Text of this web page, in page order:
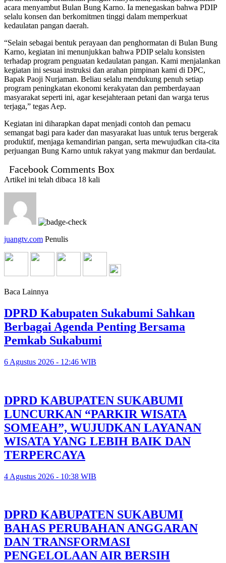
acara menyambut Bulan Bung Karno. Ia menegaskan bahwa PDIP
selalu konsen dan berkomitmen tinggi dalam memperkuat
kedaulatan pangan daerah.
“Selain sebagai bentuk perayaan dan penghormatan di Bulan Bung
Karno, kegiatan ini menunjukkan bahwa PDIP selalu konsisten
terhadap program penguatan kedaulatan pangan. Kami menjalankan
kegiatan ini sesuai instruksi dan arahan pimpinan kami di DPC,
Bapak Paoji Nurjaman. Beliau selalu mendukung penuh setiap
program peningkatan ekonomi kerakyatan dan pemberdayaan
masyarakat seperti ini, agar kesejahteraan petani dan warga terus
terjaga,” tegas Aep.
Kegiatan ini diharapkan dapat menjadi contoh dan pemacu
semangat bagi para kader dan masyarakat luas untuk terus bergerak
produktif, menjaga kemandirian pangan, serta mewujudkan cita-cita
perjuangan Bung Karno untuk rakyat yang makmur dan berdaulat.
Facebook Comments Box
Artikel ini telah dibaca 18 kali
juangtv.com Penulis
Baca Lainnya
DPRD Kabupaten Sukabumi Sahkan
Berbagai Agenda Penting Bersama
Pemkab Sukabumi
6 Agustus 2026 - 12:46 WIB
DPRD KABUPATEN SUKABUMI
LUNCURKAN “PARKIR WISATA
SOMEAH”, WUJUDKAN LAYANAN
WISATA YANG LEBIH BAIK DAN
TERPERCAYA
4 Agustus 2026 - 10:38 WIB
DPRD KABUPATEN SUKABUMI
BAHAS PERUBAHAN ANGGARAN
DAN TRANSFORMASI
PENGELOLAAN AIR BERSIH